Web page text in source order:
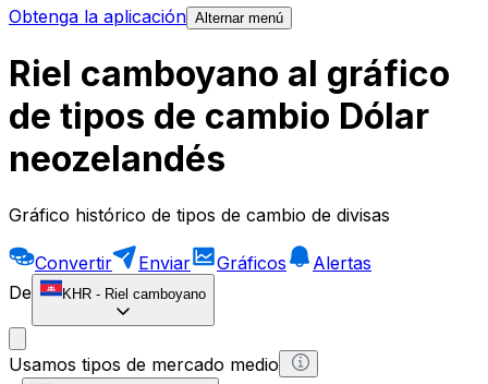
Obtenga la aplicación Alternar menú
Riel camboyano al gráfico
de tipos de cambio Dólar
neozelandés
Gráfico histórico de tipos de cambio de divisas
Convertir Enviar Gráficos
Alertas
De
KHR - Riel camboyano
Usamos tipos de mercado medio